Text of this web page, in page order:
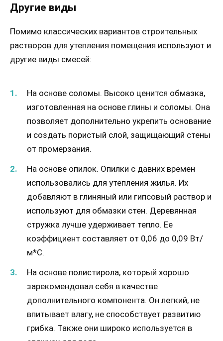
Другие виды
Помимо классических вариантов строительных
растворов для утепления помещения используют и
другие виды смесей:
На основе соломы. Высоко ценится обмазка,
изготовленная на основе глины и соломы. Она
позволяет дополнительно укрепить основание
и создать пористый слой, защищающий стены
от промерзания.
На основе опилок. Опилки с давних времен
использовались для утепления жилья. Их
добавляют в глиняный или гипсовый раствор и
используют для обмазки стен. Деревянная
стружка лучше удерживает тепло. Ее
коэффициент составляет от 0,06 до 0,09 Вт/
м*С.
На основе полистирола, который хорошо
зарекомендовал себя в качестве
дополнительного компонента. Он легкий, не
впитывает влагу, не способствует развитию
грибка. Также они широко используется в